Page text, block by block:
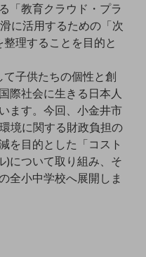
「教育クラウド・プラ
に活用するための「次
理することを目的と
子供たちの個性と創
際社会に生きる日本人
ます。今回、小金井市
境に関する財政負担の
を目的とした「コスト
)について取り組み、そ
全小中学校へ展開しま